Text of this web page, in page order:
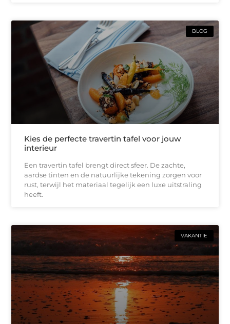
BLOG
Kies de perfecte travertin tafel voor jouw
interieur
Een travertin tafel brengt direct sfeer. De zachte,
aardse tinten en de natuurlijke tekening zorgen voor
rust, terwijl het materiaal tegelijk een luxe uitstraling
heeft.
VAKANTIE